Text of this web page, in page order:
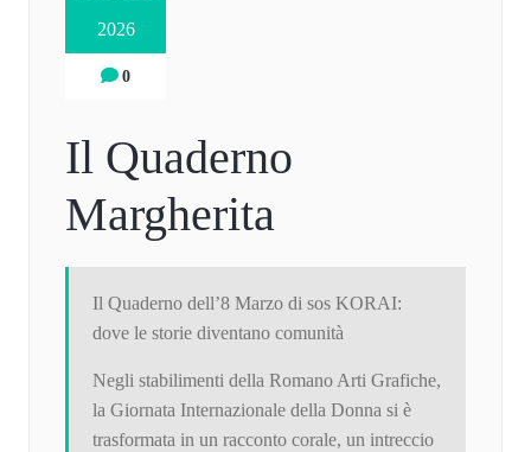
2026
0
Il Quaderno
Margherita
Il Quaderno dell’8 Marzo di sos KORAI:
dove le storie diventano comunità
Negli stabilimenti della Romano Arti Grafiche,
la Giornata Internazionale della Donna si è
trasformata in un racconto corale, un intreccio